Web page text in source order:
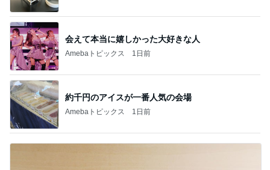
会えて本当に嬉しかった大好きな人
Amebaトピックス 1日前
約千円のアイスが一番人気の会場
Amebaトピックス 1日前